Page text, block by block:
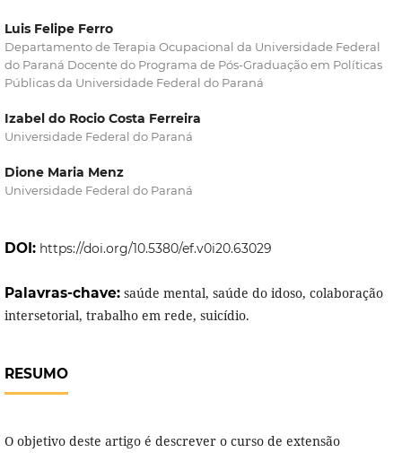
Luis Felipe Ferro
Departamento de Terapia Ocupacional da Universidade Federal
do Paraná Docente do Programa de Pós-Graduação em Políticas
Públicas da Universidade Federal do Paraná
Izabel do Rocio Costa Ferreira
Universidade Federal do Paraná
Dione Maria Menz
Universidade Federal do Paraná
DOI: https://doi.org/10.5380/ef.v0i20.63029
Palavras-chave: saúde mental, saúde do idoso, colaboração
intersetorial, trabalho em rede, suicídio.
RESUMO
O objetivo deste artigo é descrever o curso de extensão